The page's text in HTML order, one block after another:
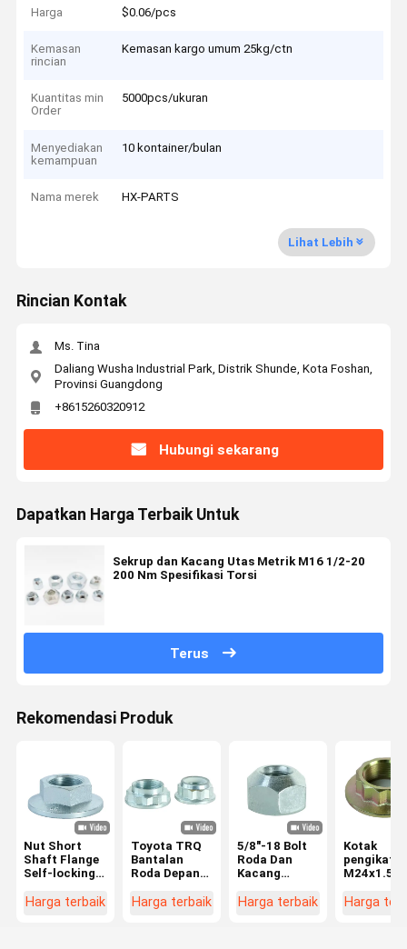
Harga $0.06/pcs
Kemasan
rincian
Kemasan kargo umum 25kg/ctn
Kuantitas min
Order
5000pcs/ukuran
Menyediakan
kemampuan
10 kontainer/bulan
Nama merek HX-PARTS
Lihat Lebih
Rincian Kontak
Ms. Tina
Daliang Wusha Industrial Park, Distrik Shunde, Kota Foshan,
Provinsi Guangdong
+8615260320912
Hubungi sekarang
Dapatkan Harga Terbaik Untuk
Sekrup dan Kacang Utas Metrik M16 1/2-20
200 Nm Spesifikasi Torsi
Terus
Rekomendasi Produk
Nut Short
Shaft Flange
Self-locking
10Grade
Harga terbaik
Toyota TRQ
Bantalan
Roda Depan
Majelis
Harga terbaik
5/8"-18 Bolt
Roda Dan
Kacang
52990 43000
Harga terbaik
Kotak
pengikat
Harga